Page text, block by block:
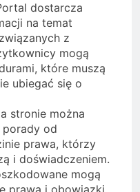
dostarcza
na temat
z
mogą
które muszą
ubiegać się o
stronie można
porady od
prawa, którzy
i doświadczeniem.
mogą